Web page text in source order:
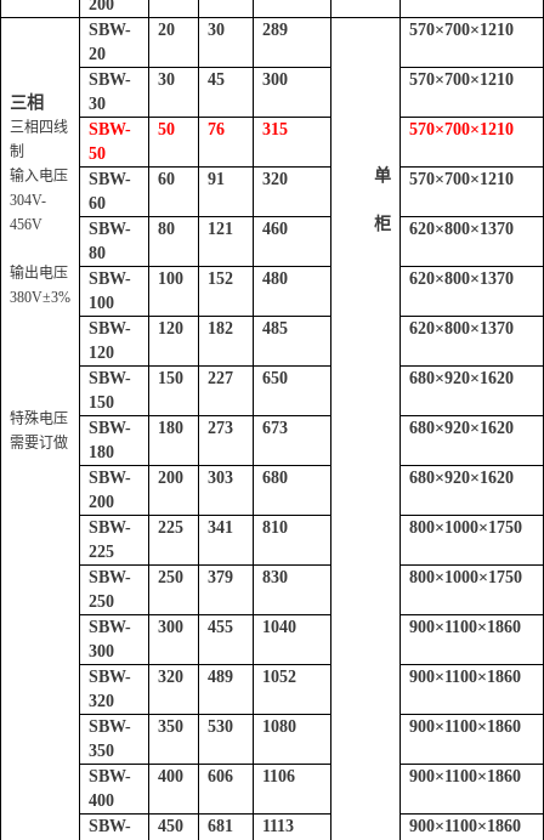
200
三相
三相四线
制
输入电压
304V-
456V
输出电压
380V±3%
特殊电压
需要订做
SBW-
20
20 30 289
单
柜
570×700×1210
SBW-
30
30 45 300 570×700×1210
SBW-
50
50 76 315 570×700×1210
SBW-
60
60 91 320 570×700×1210
SBW-
80
80 121 460 620×800×1370
SBW-
100
100 152 480 620×800×1370
SBW-
120
120 182 485 620×800×1370
SBW-
150
150 227 650 680×920×1620
SBW-
180
180 273 673 680×920×1620
SBW-
200
200 303 680 680×920×1620
SBW-
225
225 341 810 800×1000×1750
SBW-
250
250 379 830 800×1000×1750
SBW-
300
300 455 1040 900×1100×1860
SBW-
320
320 489 1052 900×1100×1860
SBW-
350
350 530 1080 900×1100×1860
SBW-
400
400 606 1106 900×1100×1860
SBW-
450 681 1113 900×1100×1860